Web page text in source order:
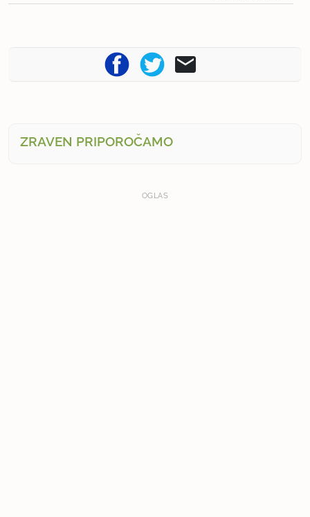
ZRAVEN PRIPOROČAMO
OGLAS